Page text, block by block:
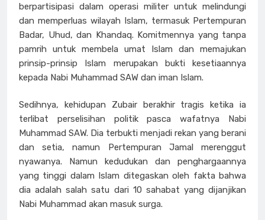
berpartisipasi dalam operasi militer untuk melindungi
dan memperluas wilayah Islam, termasuk Pertempuran
Badar, Uhud, dan Khandaq. Komitmennya yang tanpa
pamrih untuk membela umat Islam dan memajukan
prinsip-prinsip Islam merupakan bukti kesetiaannya
kepada Nabi Muhammad SAW dan iman Islam.
Sedihnya, kehidupan Zubair berakhir tragis ketika ia
terlibat perselisihan politik pasca wafatnya Nabi
Muhammad SAW. Dia terbukti menjadi rekan yang berani
dan setia, namun Pertempuran Jamal merenggut
nyawanya. Namun kedudukan dan penghargaannya
yang tinggi dalam Islam ditegaskan oleh fakta bahwa
dia adalah salah satu dari 10 sahabat yang dijanjikan
Nabi Muhammad akan masuk surga.